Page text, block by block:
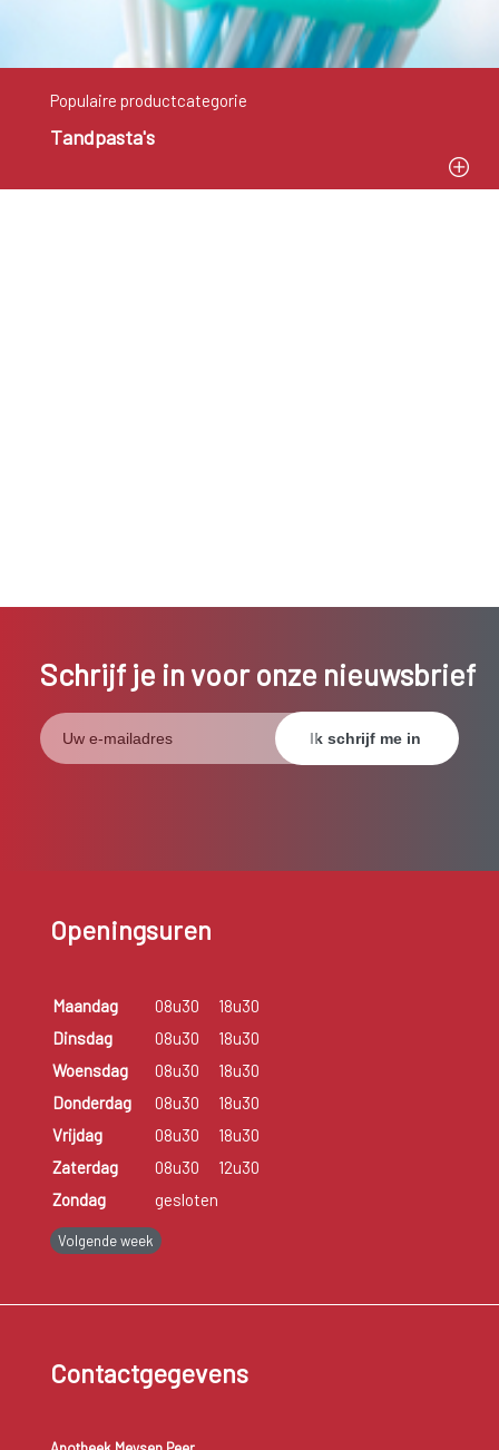
Populaire productcategorie
Tandpasta's
Schrijf je in voor onze nieuwsbrief
Openingsuren
Maandag 08u30
18u30
Dinsdag
08u30
18u30
Woensdag
08u30
18u30
Donderdag
08u30
18u30
Vrijdag
08u30
18u30
Zaterdag
08u30
12u30
Zondag
gesloten
Volgende week
Contactgegevens